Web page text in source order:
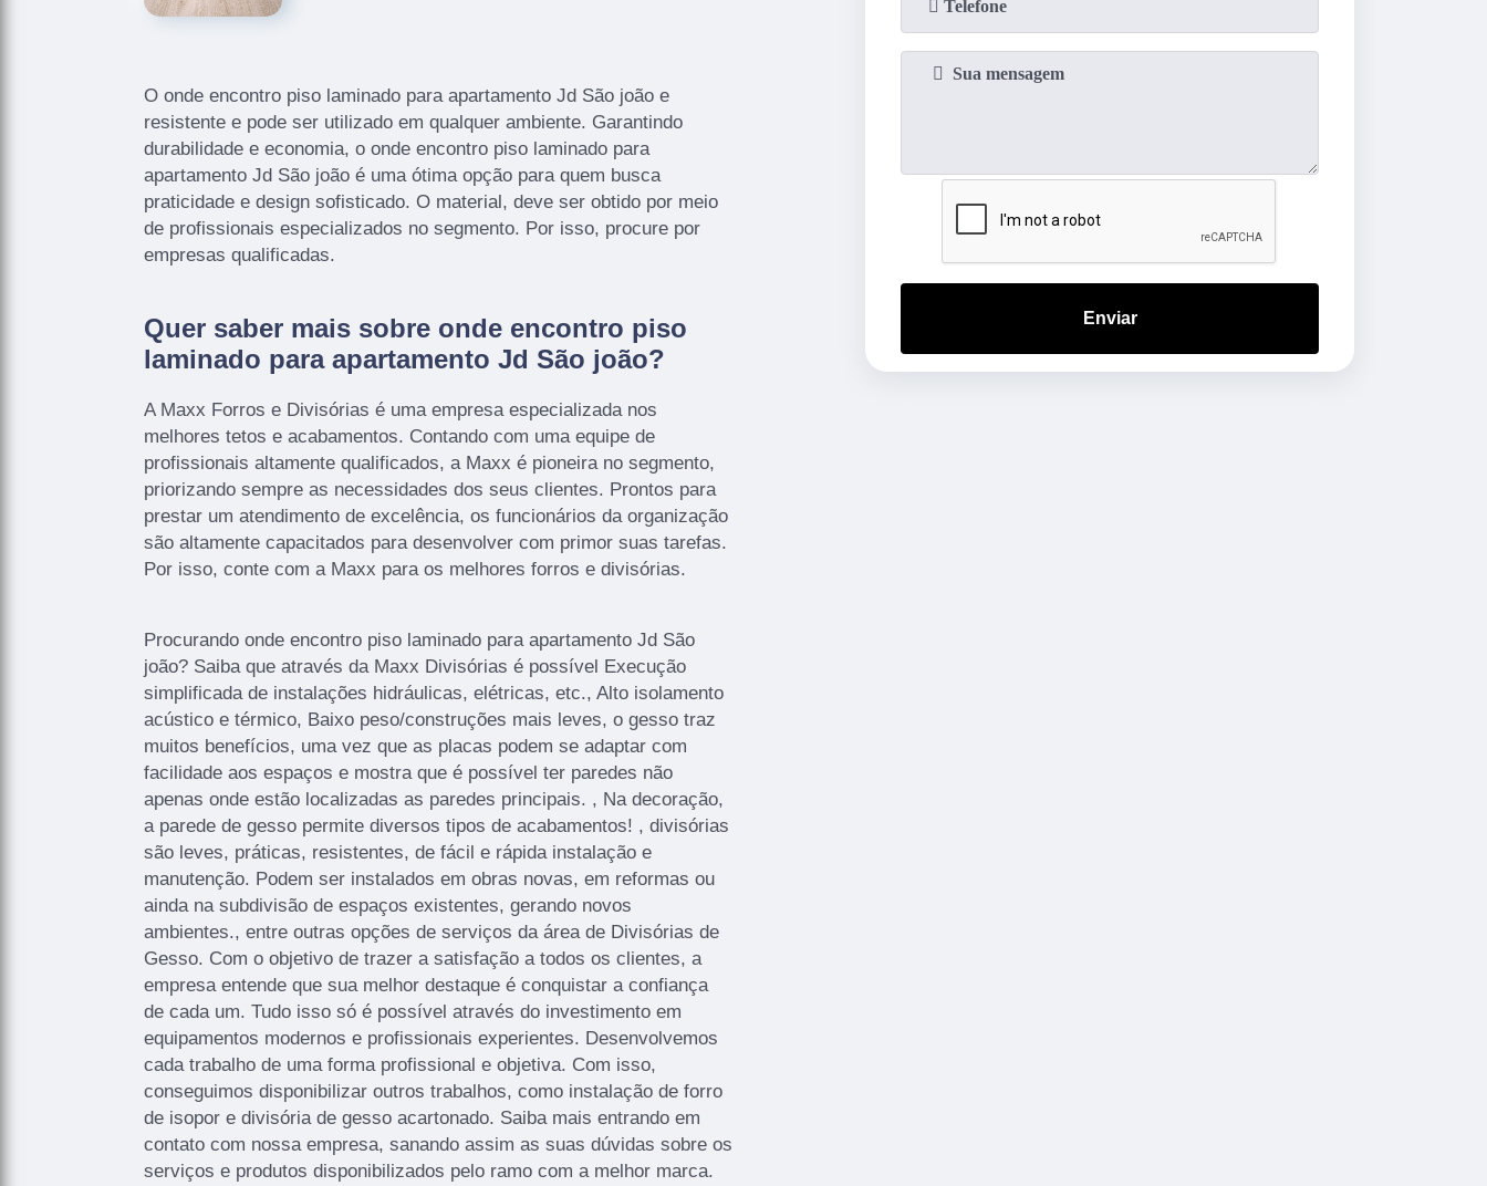
O onde encontro piso laminado para apartamento Jd São joão e
resistente e pode ser utilizado em qualquer ambiente. Garantindo
durabilidade e economia, o onde encontro piso laminado para
apartamento Jd São joão é uma ótima opção para quem busca
praticidade e design sofisticado. O material, deve ser obtido por meio
de profissionais especializados no segmento. Por isso, procure por
empresas qualificadas.
Quer saber mais sobre onde encontro piso
laminado para apartamento Jd São joão?
A Maxx Forros e Divisórias é uma empresa especializada nos
melhores tetos e acabamentos. Contando com uma equipe de
profissionais altamente qualificados, a Maxx é pioneira no segmento,
priorizando sempre as necessidades dos seus clientes. Prontos para
prestar um atendimento de excelência, os funcionários da organização
são altamente capacitados para desenvolver com primor suas tarefas.
Por isso, conte com a Maxx para os melhores forros e divisórias.
Procurando onde encontro piso laminado para apartamento Jd São
joão? Saiba que através da Maxx Divisórias é possível Execução
simplificada de instalações hidráulicas, elétricas, etc., Alto isolamento
acústico e térmico, Baixo peso/construções mais leves, o gesso traz
muitos benefícios, uma vez que as placas podem se adaptar com
facilidade aos espaços e mostra que é possível ter paredes não
apenas onde estão localizadas as paredes principais. , Na decoração,
a parede de gesso permite diversos tipos de acabamentos! , divisórias
são leves, práticas, resistentes, de fácil e rápida instalação e
manutenção. Podem ser instalados em obras novas, em reformas ou
ainda na subdivisão de espaços existentes, gerando novos
ambientes., entre outras opções de serviços da área de Divisórias de
Gesso. Com o objetivo de trazer a satisfação a todos os clientes, a
empresa entende que sua melhor destaque é conquistar a confiança
de cada um. Tudo isso só é possível através do investimento em
equipamentos modernos e profissionais experientes. Desenvolvemos
cada trabalho de uma forma profissional e objetiva. Com isso,
conseguimos disponibilizar outros trabalhos, como instalação de forro
de isopor e divisória de gesso acartonado. Saiba mais entrando em
contato com nossa empresa, sanando assim as suas dúvidas sobre os
serviços e produtos disponibilizados pelo ramo com a melhor marca.
Enviar